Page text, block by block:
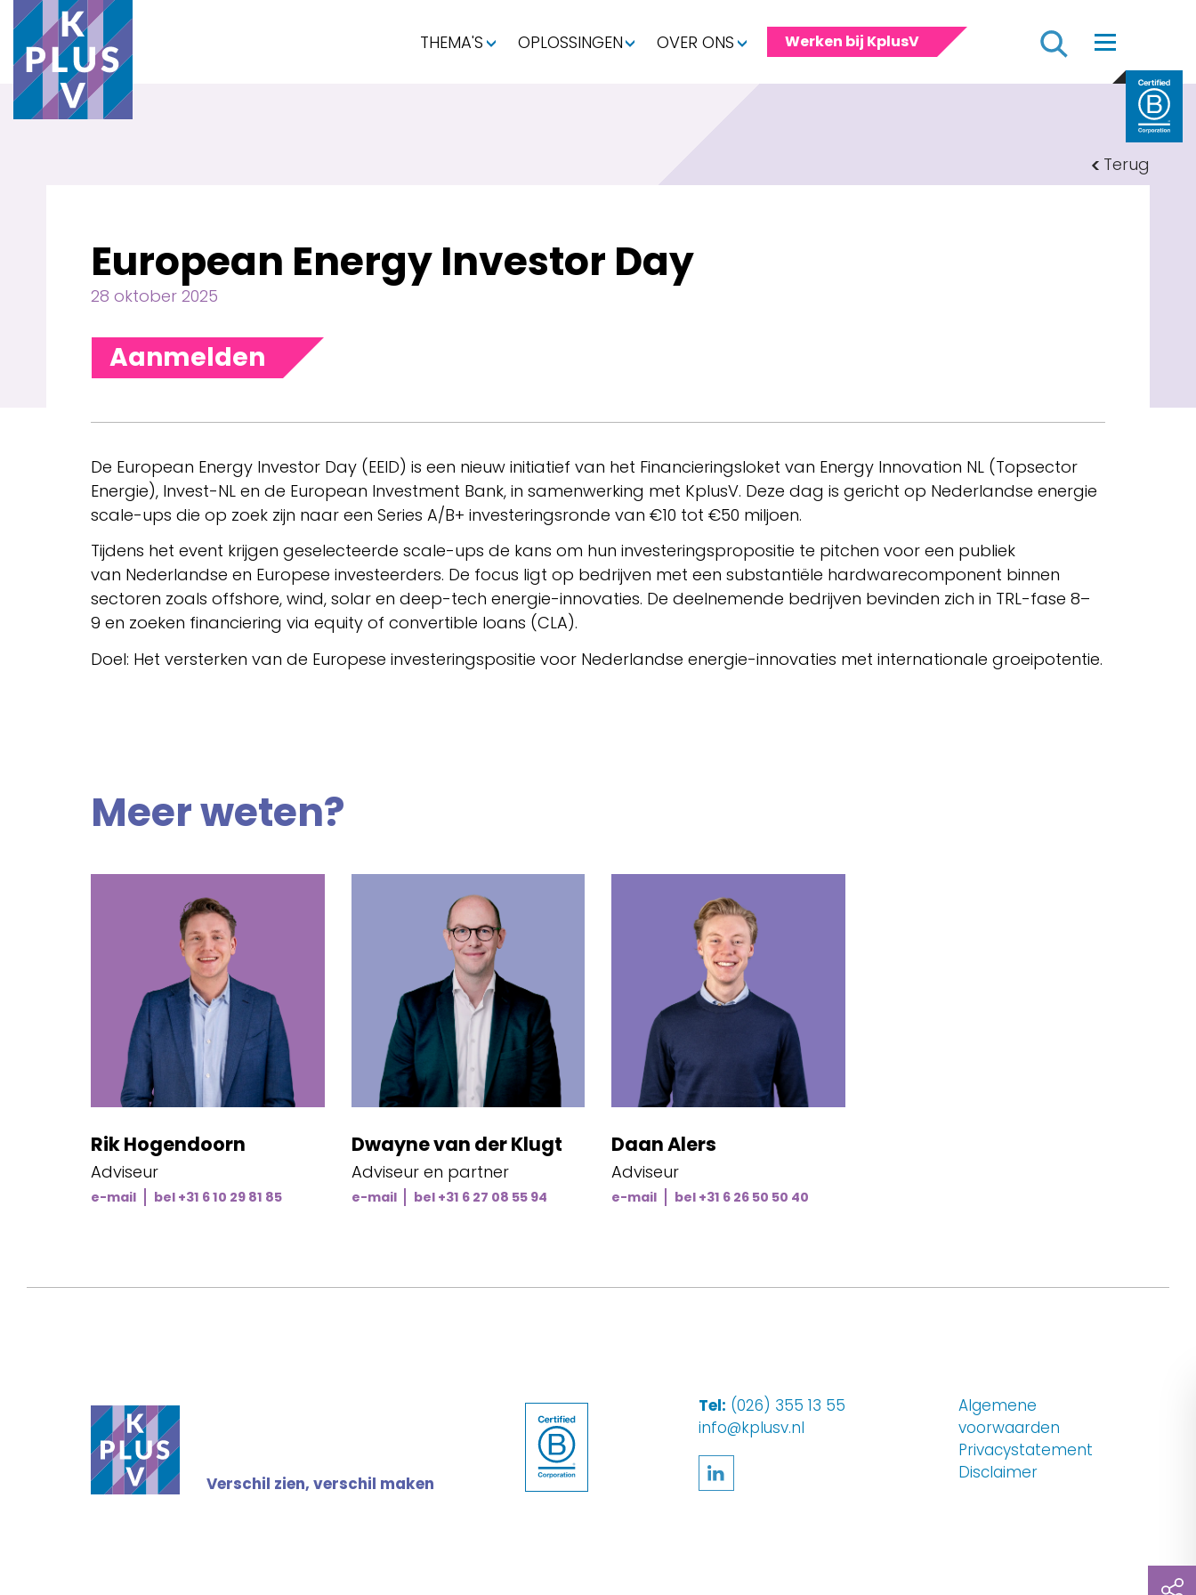
THEMA'S OPLOSSINGEN OVER ONS Werken bij KplusV Zoeken
Terug
European Energy Investor Day
28 oktober 2025
Aanmelden
De European Energy Investor Day (EEID) is een nieuw initiatief van het Financieringsloket van Energy Innovation NL (Topsector
Energie), Invest-NL en de European Investment Bank, in samenwerking met KplusV. Deze dag is gericht op Nederlandse energie
scale-ups die op zoek zijn naar een Series A/B+ investeringsronde van €10 tot €50 miljoen.
Tijdens het event krijgen geselecteerde scale-ups de kans om hun investeringspropositie te pitchen voor een publiek
van Nederlandse en Europese investeerders. De focus ligt op bedrijven met een substantiële hardwarecomponent binnen
sectoren zoals offshore, wind, solar en deep-tech energie-innovaties. De deelnemende bedrijven bevinden zich in TRL-fase 8–
9 en zoeken financiering via equity of convertible loans (CLA).
Doel: Het versterken van de Europese investeringspositie voor Nederlandse energie-innovaties met internationale groeipotentie.
Meer weten?
Rik Hogendoorn
Adviseur
e-mail bel +31 6 10 29 81 85
Dwayne van der Klugt
Adviseur en partner
e-mail bel +31 6 27 08 55 94
Daan Alers
Adviseur
e-mail bel +31 6 26 50 50 40
Verschil zien, verschil maken
Tel: (026) 355 13 55
info@kplusv.nl
Algemene
voorwaarden
Privacystatement
Disclaimer